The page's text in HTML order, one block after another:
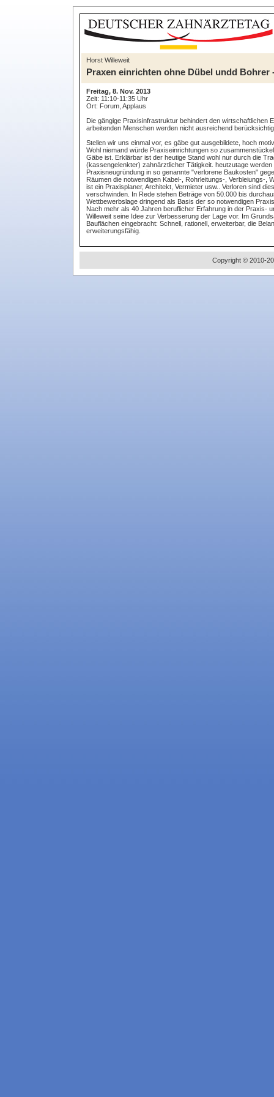
Horst Willeweit
Praxen einrichten ohne Dübel undd
Freitag, 8. Nov. 2013
Zeit: 11:10-11:35 Uhr
Ort: Forum, Applaus
Die gängige Praxisinfrastruktur behindert den wirtschaftlichen
arbeitenden Menschen werden nicht ausreichend
Stellen wir uns einmal vor, es gäbe gut ausgebildete, hoch
Wohl niemand würde Praxiseinrichtungen so
Gäbe ist. Erklärbar ist der heutige Stand wohl nur durch die
(kassengelenkter) zahnärztlicher Tätigkeit. heutzutage
Praxisneugründung in so genannte "verlorene Baukosten"
Räumen die notwendigen Kabel-, Rohrleitungs-, Verbleiungs-
ist ein Praxisplaner, Architekt, Vermieter usw.. Verloren sind
verschwinden. In Rede stehen Beträge von 50.000 bis
Wettbewerbslage dringend als Basis der so notwendigen
Nach mehr als 40 Jahren beruflicher Erfahrung in der Praxis-
Willeweit seine Idee zur Verbesserung der Lage vor. Im
Bauflächen eingebracht: Schnell, rationell, erweiterbar, die
erweiterungsfähig.
Copyright © 2010-